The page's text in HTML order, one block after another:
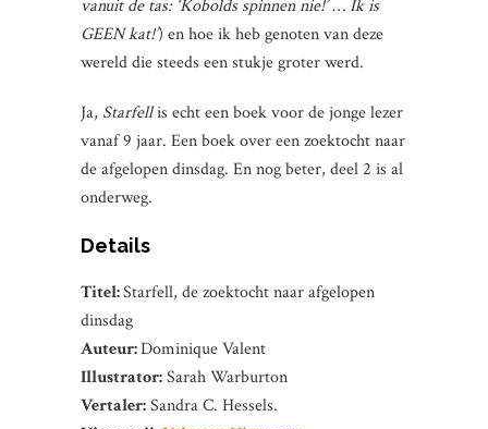
vanuit de tas: ‘Kobolds spinnen nie!’ … Ik is
GEEN kat!’) en hoe ik heb genoten van deze
wereld die steeds een stukje groter werd.
Ja, Starfellis echt een boek voor de jonge lezer
vanaf 9 jaar. Een boek over een zoektocht naar
de afgelopen dinsdag. En nog beter, deel 2 is al
onderweg.
Details
Titel:Starfell, de zoektocht naar afgelopen
dinsdag
Auteur:Dominique Valent
Illustrator:Sarah Warburton
Vertaler:Sandra C. Hessels.